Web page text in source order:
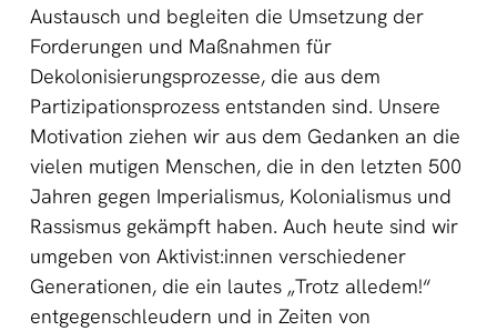
Austausch und begleiten die Umsetzung der
Forderungen und Maßnahmen für
Dekolonisierungsprozesse, die aus dem
Partizipationsprozess entstanden sind. Unsere
Motivation ziehen wir aus dem Gedanken an die
vielen mutigen Menschen, die in den letzten 500
Jahren gegen Imperialismus, Kolonialismus und
Rassismus gekämpft haben. Auch heute sind wir
umgeben von Aktivist:innen verschiedener
Generationen, die ein lautes „Trotz alledem!“
entgegenschleudern und in Zeiten von